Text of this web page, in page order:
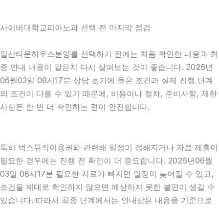
사이버대학교피아노과 선택 전 마지막 점검
일산타운하우스분양를 선택하기 전에는 처음 확인한 내용과 최
종 안내 내용이 같은지 다시 살펴보는 것이 좋습니다. 2026년
06월03일 08시17분 상담 초기에 들은 조건과 실제 진행 단계
의 조건이 다를 수 있기 때문에, 비용이나 절차, 준비사항, 제한
사항은 한 번 더 확인하는 편이 안전합니다.
특히 벅스뮤직이용권와 관련해 일정이 정해지거나 자료 제출이
필요한 경우에는 진행 전 확인이 더 중요합니다. 2026년06월
03일 08시17분 필요한 자료가 빠지면 일정이 늦어질 수 있고,
조건을 제대로 확인하지 않으면 예상하지 못한 불편이 생길 수
있습니다. 따라서 최종 단계에서는 안내받은 내용을 기준으로